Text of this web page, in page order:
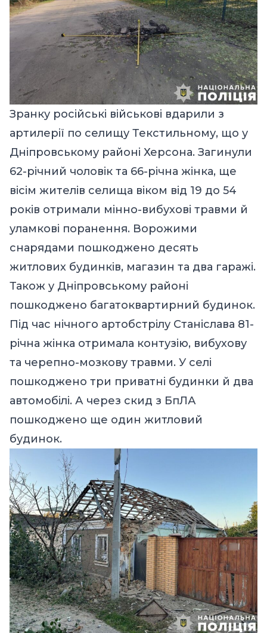
Зранку російські військові вдарили з
артилерії по селищу Текстильному, що у
Дніпровському районі Херсона. Загинули
62-річний чоловік та 66-річна жінка, ще
вісім жителів селища віком від 19 до 54
років отримали мінно-вибухові травми й
уламкові поранення. Ворожими
снарядами пошкоджено десять
житлових будинків, магазин та два гаражі.
Також у Дніпровському районі
пошкоджено багатоквартирний будинок.
Під час нічного артобстрілу Станіслава 81-
річна жінка отримала контузію, вибухову
та черепно-мозкову травми. У селі
пошкоджено три приватні будинки й два
автомобілі. А через скид з БпЛА
пошкоджено ще один житловий
будинок.